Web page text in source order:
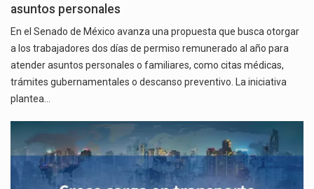
asuntos personales
En el Senado de México avanza una propuesta que busca otorgar
a los trabajadores dos días de permiso remunerado al año para
atender asuntos personales o familiares, como citas médicas,
trámites gubernamentales o descanso preventivo. La iniciativa
plantea…